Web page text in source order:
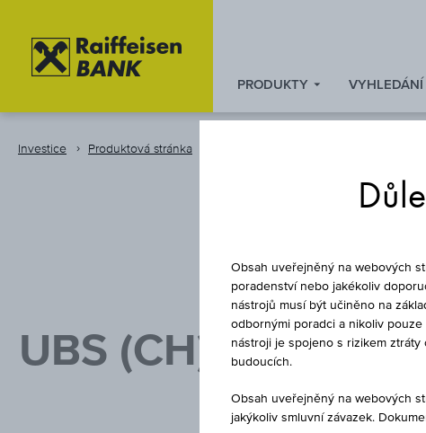
springen
Quicklinks
springen
PRODUKTY
Investice Produktová stránka
UBS (CH) INDEX
Obsah uveřejněný na webových
poradenství nebo jakékoliv
nástrojů musí být učiněno na
odbornými poradci a nikoliv
nástroji je spojeno s rizikem
budoucích.
Obsah uveřejněný na webových
jakýkoliv smluvní závazek.